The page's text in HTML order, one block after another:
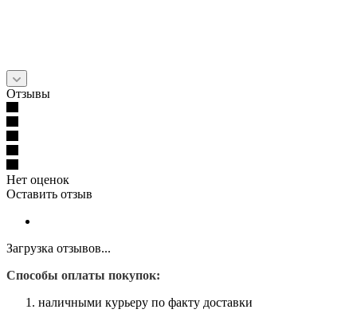
Отзывы
Нет оценок
Оставить отзыв
Загрузка отзывов...
Способы оплаты покупок:
наличными курьеру по факту доставки